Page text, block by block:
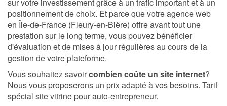
sur votre investissement grâce à un trafic important et à un
positionnement de choix. Et parce que votre agence web
en Île-de-France (Fleury-en-Bière) offre avant tout une
prestation sur le long terme, vous pouvez bénéficier
d'évaluation et de mises à jour régulières au cours de la
gestion de votre plateforme.
Vous souhaitez savoircombien coûte un site internet?
Nous vous proposerons un prix adapté à vos besoins. Tarif
spécial site vitrine pour auto-entrepreneur.